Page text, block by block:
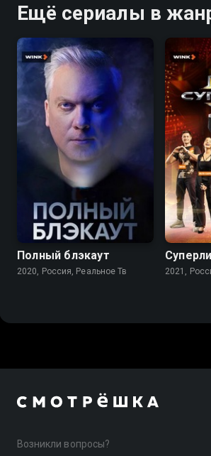
Ещё сериалы в
7.9
Полный блэкаут
2020, Россия, Реальное Тв
5.1
2021,
Возникли вопросы?